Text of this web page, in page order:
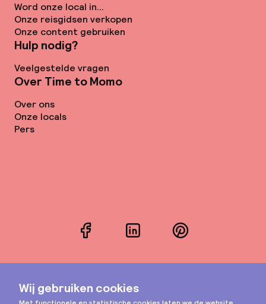
Word onze local in...
Onze reisgidsen verkopen
Onze content gebruiken
Hulp nodig?
Veelgestelde vragen
Over Time to Momo
Over ons
Onze locals
Pers
FacebookLinkedInPinterest
Instagram